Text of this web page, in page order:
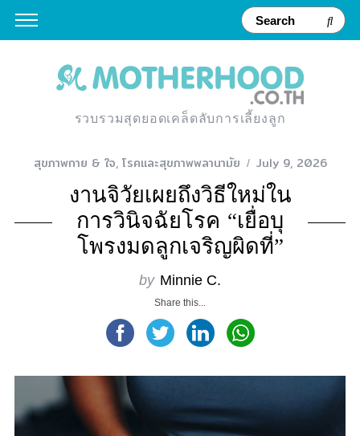
รวบรวมสุดยอดเคล็ดลับการเลี้ยงลูก
สุขภาพกาย & ใจ, โรคและสุขภาพพลานามัย July 9, 2026
งานจิวัยเผยถึงวิธีใหม่ใน
การวินิจฉัยโรค “เยื่อบุ
โพรงมดลูกเจริญผิดที่”
by Minnie C.
Share this...